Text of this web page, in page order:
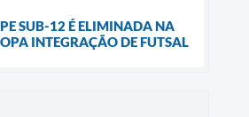
SUB-12 É ELIMINADA NA
INTEGRAÇÃO DE FUTSAL